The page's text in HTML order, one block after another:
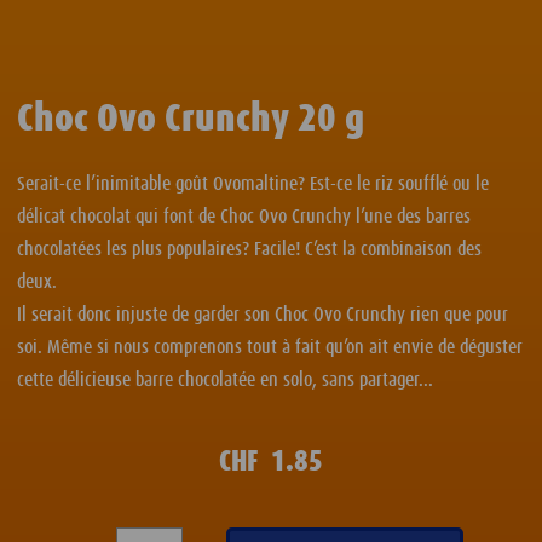
Choc Ovo Crunchy 20 g
Serait-ce l’inimitable goût Ovomaltine? Est-ce le riz soufflé ou le
délicat chocolat qui font de Choc Ovo Crunchy l’une des barres
chocolatées les plus populaires? Facile! C’est la combinaison des
deux.
Il serait donc injuste de garder son Choc Ovo Crunchy rien que pour
soi. Même si nous comprenons tout à fait qu’on ait envie de déguster
cette délicieuse barre chocolatée en solo, sans partager...
CHF 1.85